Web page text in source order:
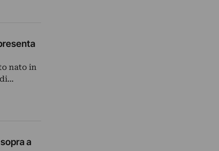
nato in
a